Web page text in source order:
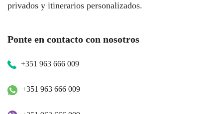
privados y itinerarios personalizados.
Ponte en contacto con nosotros
+351 963 666 009
+351 963 666 009